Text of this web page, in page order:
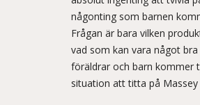
någonting som barnen
Frågan är bara vilken
vad som kan vara något
föräldrar och barn kommer
situation att titta på